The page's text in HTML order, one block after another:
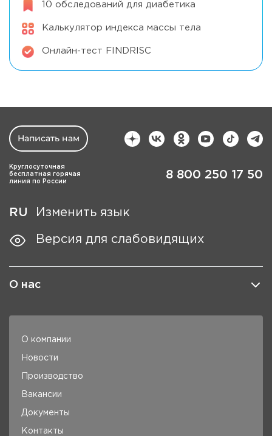
10 обследований для диабетика
Калькулятор индекса массы тела
Онлайн-тест FINDRISC
Написать нам
Круглосуточная
бесплатная горячая
линия по России
8 800 250 17 50
RU Изменить язык
Версия для слабовидящих
О нас
О компании
Новости
Производство
Вакансии
Документы
Контакты